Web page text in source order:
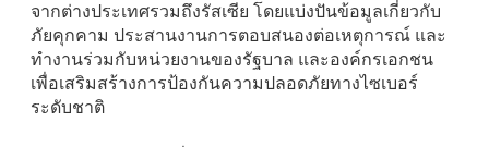
จากต่างประเทศรวมถึงรัสเซีย โดยแบ่งปันข้อมูลเกี่ยวกับ
ภัยคุกคาม ประสานงานการตอบสนองต่อเหตุการณ์ และ
ทำงานร่วมกับหน่วยงานของรัฐบาล และองค์กรเอกชน
เพื่อเสริมสร้างการป้องกันความปลอดภัยทางไซเบอร์
ระดับชาติ